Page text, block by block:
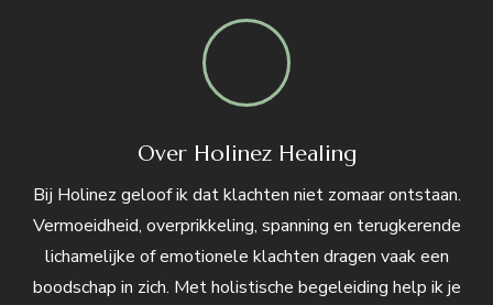
Over Holinez Healing
Bij Holinez geloof ik dat klachten niet zomaar ontstaan.
Vermoeidheid, overprikkeling, spanning en terugkerende
lichamelijke of emotionele klachten dragen vaak een
boodschap in zich. Met holistische begeleiding help ik je